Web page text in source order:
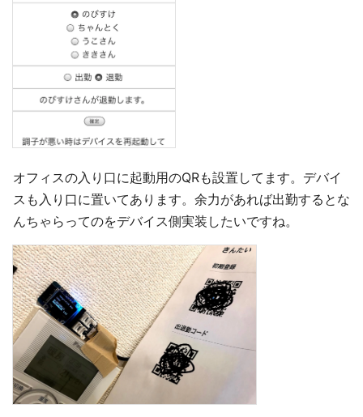
オフィスの入り口に起動用のQRも設置してます。デバイ
スも入り口に置いてあります。余力があれば出勤するとな
んちゃらってのをデバイス側実装したいですね。